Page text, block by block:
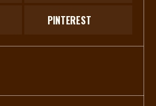
PINTEREST